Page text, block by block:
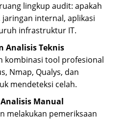
lingkup audit: apakah
jaringan internal, aplikasi
infrastruktur IT.
Analisis Teknis
kombinasi tool profesional
Nmap, Qualys, dan
mendeteksi celah.
Manual
melakukan pemeriksaan